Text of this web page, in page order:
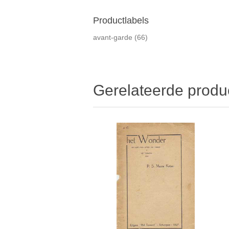
Productlabels
avant-garde (66)
Gerelateerde